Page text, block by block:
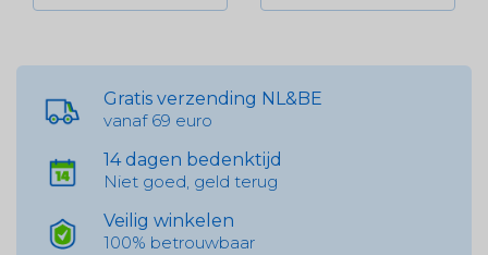
Gratis verzending NL&BE
vanaf 69 euro
14 dagen bedenktijd
Niet goed, geld terug
Veilig winkelen
100% betrouwbaar